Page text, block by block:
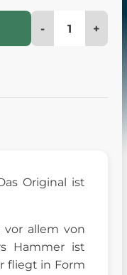
- +
Original ist
allem von
Hammer ist
fliegt in Form